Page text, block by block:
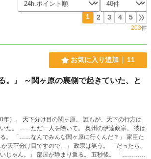
1 2 3 4 5
203件
お気に入り追加 11
。』 ～関ヶ原の裏側で起きていた、と
達政宗。 彼は
家臣た
返る。 五秒後。 「…………